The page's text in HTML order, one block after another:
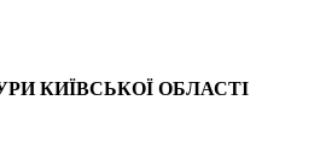
КИЇВСЬКОЇ ОБЛАСТІ